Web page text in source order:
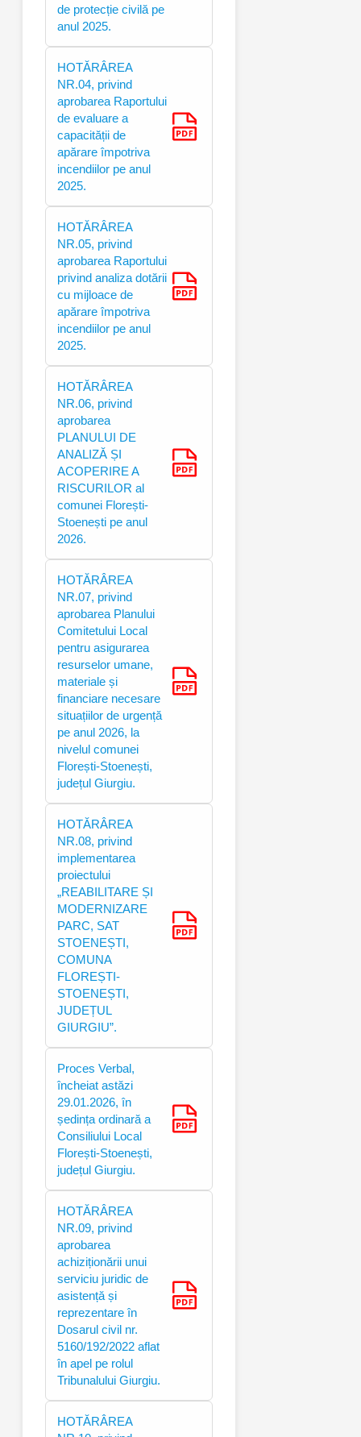
de protecție civilă pe
anul 2025.
HOTĂRÂREA
NR.04, privind
aprobarea Raportului
de evaluare a
capacității de
apărare împotriva
incendiilor pe anul
2025.
HOTĂRÂREA
NR.05, privind
aprobarea Raportului
privind analiza dotării
cu mijloace de
apărare împotriva
incendiilor pe anul
2025.
HOTĂRÂREA
NR.06, privind
aprobarea
PLANULUI DE
ANALIZĂ ȘI
ACOPERIRE A
RISCURILOR al
comunei Florești-
Stoenești pe anul
2026.
HOTĂRÂREA
NR.07, privind
aprobarea Planului
Comitetului Local
pentru asigurarea
resurselor umane,
materiale și
financiare necesare
situațiilor de urgență
pe anul 2026, la
nivelul comunei
Florești-Stoenești,
județul Giurgiu.
HOTĂRÂREA
NR.08, privind
implementarea
proiectului
„REABILITARE ȘI
MODERNIZARE
PARC, SAT
STOENEȘTI,
COMUNA
FLOREȘTI-
STOENEȘTI,
JUDEȚUL
GIURGIU”.
Proces Verbal,
încheiat astăzi
29.01.2026, în
ședința ordinară a
Consiliului Local
Florești-Stoenești,
județul Giurgiu.
HOTĂRÂREA
NR.09, privind
aprobarea
achiziționării unui
serviciu juridic de
asistență și
reprezentare în
Dosarul civil nr.
5160/192/2022 aflat
în apel pe rolul
Tribunalului Giurgiu.
HOTĂRÂREA